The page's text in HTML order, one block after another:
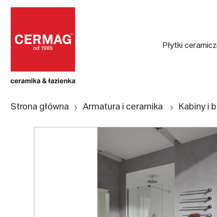
Płytki
Strona główna Armatura i ceramika Kabiny i